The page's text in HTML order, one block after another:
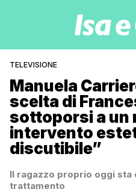
TELEVISIONE
Manuela
scelta di
sottoporsi a un
intervento
discutibile”
Il ragazzo proprio oggi sta
trattamento